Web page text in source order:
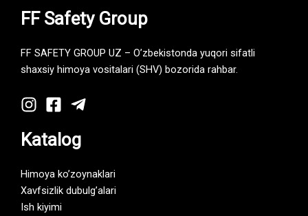
FF Safety Group
FF SAFETY GROUP UZ – O’zbekistonda yuqori sifatli
shaxsiy himoya vositalari (SHV) bozorida rahbar.
Katalog
Himoya ko’zoynaklari
Xavfsizlik dubulg’alari
Ish kiyimi